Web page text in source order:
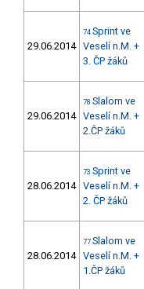
29.06.2014
74 Sprint ve
Veselí n.M. +
3. ČP žáků
29.06.2014
78 Slalom ve
Veselí n.M. +
2.ČP žáků
28.06.2014
73 Sprint ve
Veselí n.M. +
2. ČP žáků
28.06.2014
77 Slalom ve
Veselí n.M. +
1.ČP žáků